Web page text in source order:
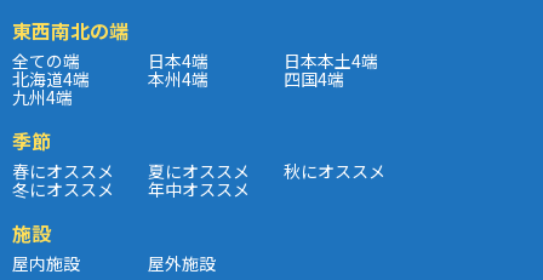
東西南北の端
全ての端 日本4端 日本本土4端
北海道4端 本州4端 四国4端
九州4端
季節
春にオススメ 夏にオススメ 秋にオススメ
冬にオススメ 年中オススメ
施設
屋内施設 屋外施設